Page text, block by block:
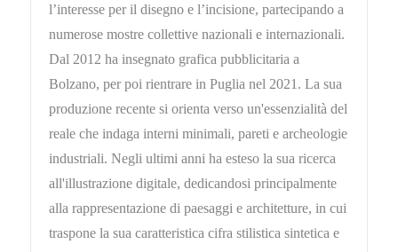
l’interesse per il disegno e l’incisione, partecipando a
numerose mostre collettive nazionali e internazionali.
Dal 2012 ha insegnato grafica pubblicitaria a
Bolzano, per poi rientrare in Puglia nel 2021. La sua
produzione recente si orienta verso un'essenzialità del
reale che indaga interni minimali, pareti e archeologie
industriali. Negli ultimi anni ha esteso la sua ricerca
all'illustrazione digitale, dedicandosi principalmente
alla rappresentazione di paesaggi e architetture, in cui
traspone la sua caratteristica cifra stilistica sintetica e